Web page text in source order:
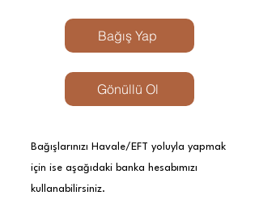
Bağış Yap
Gönüllü Ol
Bağışlarınızı Havale/EFT yoluyla yapmak
için ise aşağıdaki banka hesabımızı
kullanabilirsiniz.